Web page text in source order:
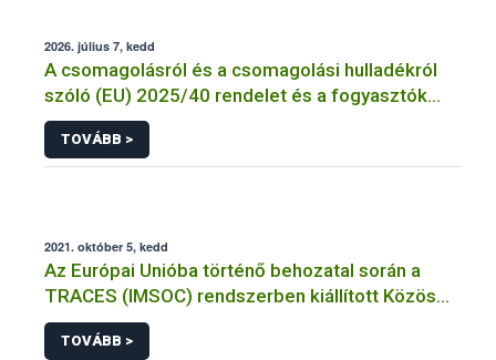
2026. július 7, kedd
A csomagolásról és a csomagolási hulladékról
szóló (EU) 2025/40 rendelet és a fogyasztók
élelmiszerekkel kapcsolatos tájékoztatásáról
szóló 1169/2011/EU rendelet jelölési
kötelezettségeinek összehangolásáról szóló
TOVÁBB >
2021. október 5, kedd
Az Európai Unióba történő behozatal során a
TRACES (IMSOC) rendszerben kiállított Közös
Egészségügyi Beléptetési Okmány: KEBO-D
(angolul: CHEDD) használata
TOVÁBB >